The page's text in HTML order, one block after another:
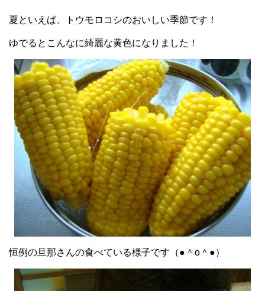
夏といえば、トウモロコシのおいしい季節です！
ゆでるとこんなに綺麗な黄色になりました！
恒例の旦那さんの食べている様子です（●＾o＾●）